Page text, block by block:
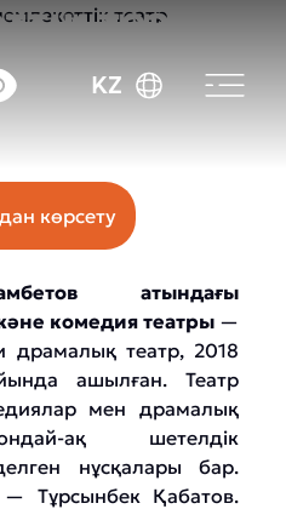
KZ
театр
55/2 (B2.3)
көрсету
атындағы
комедия театры —
драмалық театр, 2018
ашылған. Театр
мен драмалық
ақ шетелдік
нұсқалары бар.
— Тұрсынбек Қабатов.